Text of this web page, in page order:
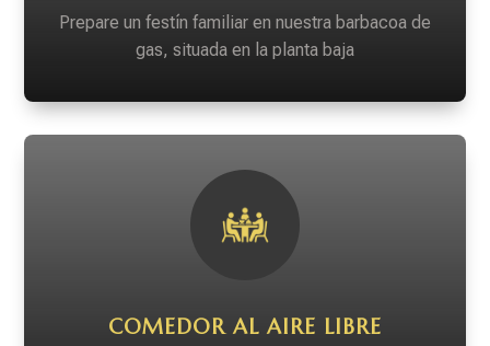
Prepare un festín familiar en nuestra barbacoa de
gas, situada en la planta baja
COMEDOR AL AIRE LIBRE